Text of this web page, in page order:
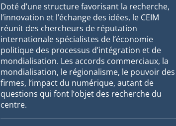
Doté d’une structure favorisant la recherche,
l’innovation et l’échange des idées, le CEIM
réunit des chercheurs de réputation
internationale spécialistes de l’économie
politique des processus d’intégration et de
mondialisation. Les accords commerciaux, la
mondialisation, le régionalisme, le pouvoir des
firmes, l’impact du numérique, autant de
questions qui font l’objet des recherche du
centre.